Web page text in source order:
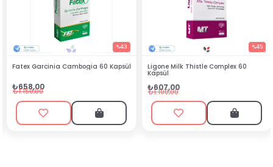
%43
Kapsül
%45
Ligone Milk Thistle Complex 60 Solgar Pycnogenol 30 mg